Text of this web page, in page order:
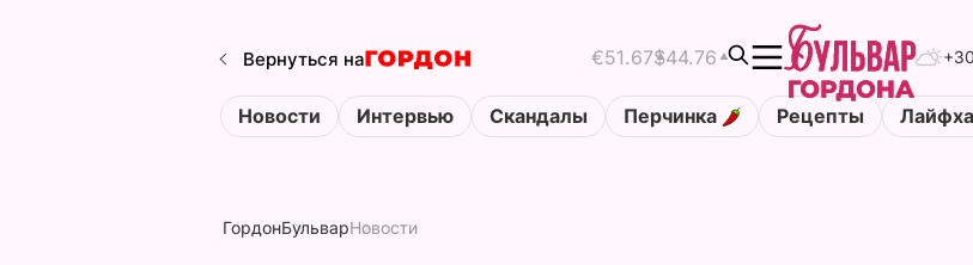
Вернуться на €51.67$44.76
Новости Интервью Скандалы Перчинка Рецепты
ГордонБульварНовости